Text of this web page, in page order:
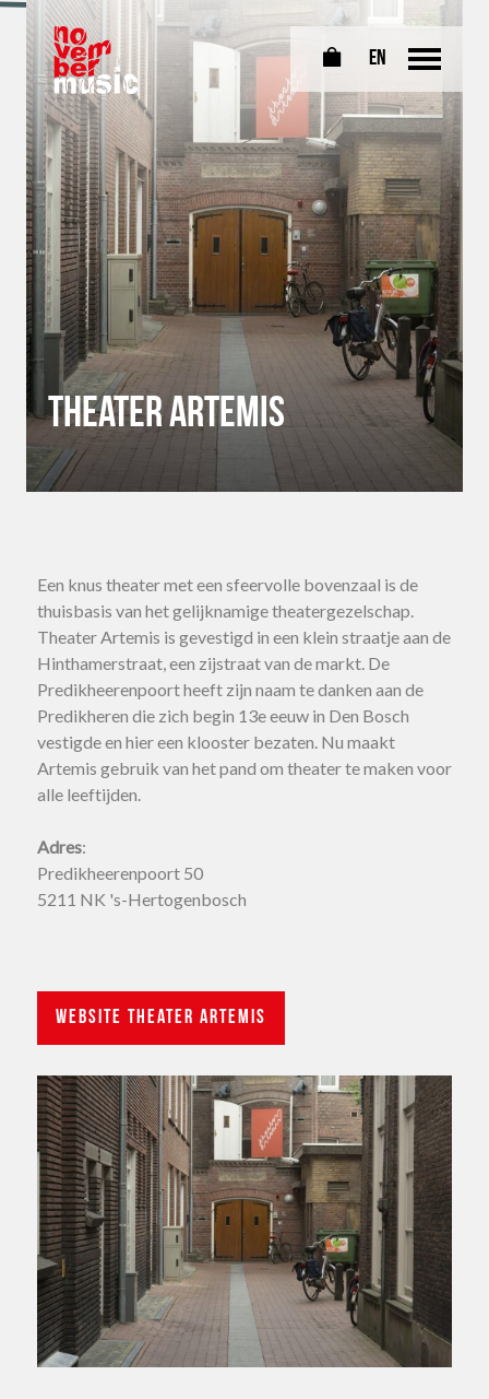
0 EN
Theater Artemis
Een knus theater met een sfeervolle bovenzaal is de
thuisbasis van het gelijknamige theatergezelschap.
Theater Artemis is gevestigd in een klein straatje aan de
Hinthamerstraat, een zijstraat van de markt. De
Predikheerenpoort heeft zijn naam te danken aan de
Predikheren die zich begin 13e eeuw in Den Bosch
vestigde en hier een klooster bezaten. Nu maakt
Artemis gebruik van het pand om theater te maken voor
alle leeftijden.
Adres:
Predikheerenpoort 50
5211 NK 's-Hertogenbosch
Website Theater Artemis